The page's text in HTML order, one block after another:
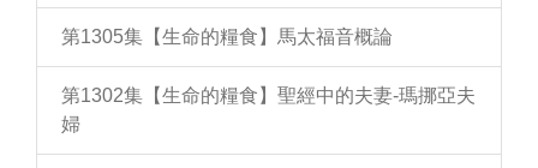
第1305集【生命的糧食】馬太福音概論
第1302集【生命的糧食】聖經中的夫妻-瑪挪亞夫
婦